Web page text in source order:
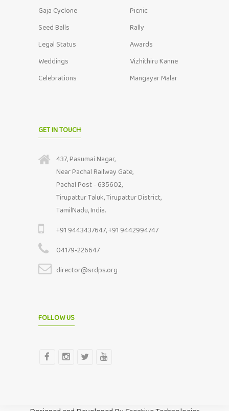
Gaja Cyclone
Picnic
Seed Balls
Rally
Legal Status
Awards
Weddings
Vizhithiru Kanne
Celebrations
Mangayar Malar
GET IN TOUCH
437, Pasumai Nagar,
Near Pachal Railway Gate,
Pachal Post - 635602,
Tirupattur Taluk, Tirupattur District,
TamilNadu, India.
+91 9443437647, +91 9442994747
04179-226647
director@srdps.org
FOLLOW US